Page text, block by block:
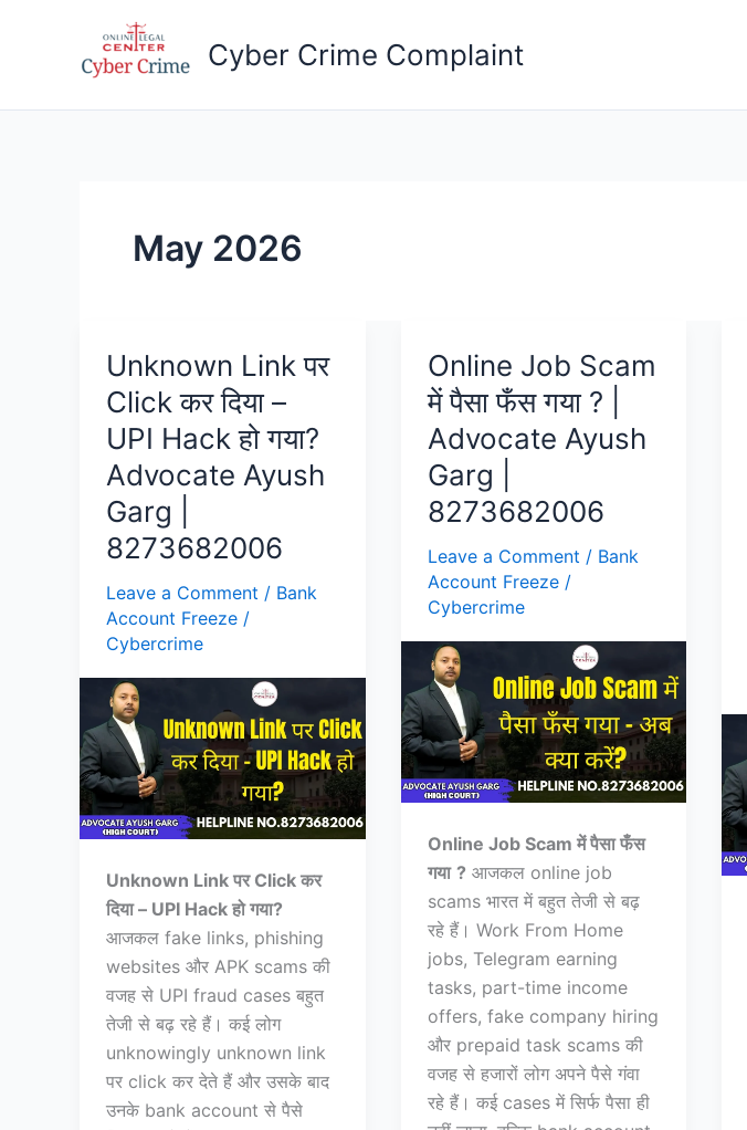
Cyber Crime Complaint
May 2026
Unknown Link पर
Click कर दिया –
UPI Hack हो गया?
Advocate Ayush
Garg |
8273682006
Leave a Comment / Bank
Account Freeze /
Cybercrime
Unknown Link पर Click कर
दिया – UPI Hack हो गया?
आजकल fake links, phishing
websites और APK scams की
वजह से UPI fraud cases बहुत
तेजी से बढ़ रहे हैं। कई लोग
unknowingly unknown link
पर click कर देते हैं और उसके बाद
उनके bank account से पैसे
Online Job Scam
में पैसा फँस गया ? |
Advocate Ayush
Garg |
8273682006
Leave a Comment / Bank
Account Freeze/
Cybercrime
Online Job Scam में पैसा फँस
गया ? आजकल online job
scams भारत में बहुत तेजी से बढ़
रहे हैं। Work From Home
jobs, Telegram earning
tasks, part-time income
offers, fake company hiring
और prepaid task scams की
वजह से हजारों लोग अपने पैसे गंवा
रहे हैं। कई cases में सिर्फ पैसा ही